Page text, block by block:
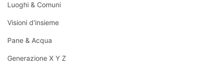
Luoghi & Comuni
Visioni d'insieme
Pane & Acqua
Generazione X Y Z